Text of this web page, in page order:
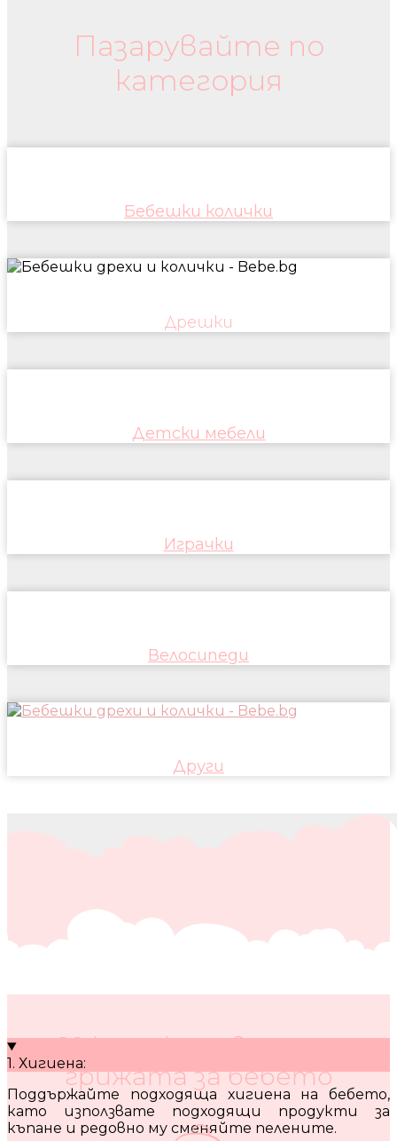
Пазарувайте по
категория
Бебешки колички
Дрешки
Детски мебели
Играчки
Велосипеди
Други
10 кратки съвета за
грижата за бебето
1. Хигиена:
Поддържайте подходяща хигиена на бебето,
като използвате подходящи продукти за
къпане и редовно му сменяйте пелените.